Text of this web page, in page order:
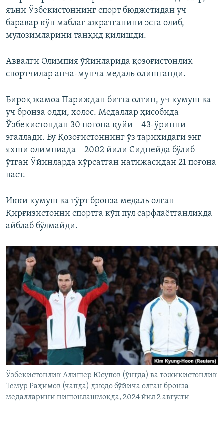
яъни Ўзбекистоннинг спорт бюджетидан уч
баравар кўп маблағ ажратганини эсга олиб,
мулозимларини танқид қилишди.
Аввалги Олимпия ўйинларида қозоғистонлик
спортчилар анча-мунча медаль олишганди.
Бироқ жамоа Париждан битта олтин, уч кумуш ва
уч бронза олди, холос. Медаллар ҳисобида
Ўзбекистондан 30 поғона қуйи – 43-ўринни
эгаллади. Бу Қозоғистоннинг ўз тарихидаги энг
яхши олимпиада – 2002 йили Сиднейда бўлиб
ўтган Ўйинларда кўрсатган натижасидан 21 поғона
паст.
Икки кумуш ва тўрт бронза медаль олган
Қирғизистонни спортга кўп пул сарфлаётганликда
айблаб бўлмайди.
Ўзбекистонлик Алишер Юсупов (ўнгда) ва тожикистонлик
Темур Раҳимов (чапда) дзюдо бўйича олган бронза
медалларини нишонлашмоқда, 2024 йил 2 августи